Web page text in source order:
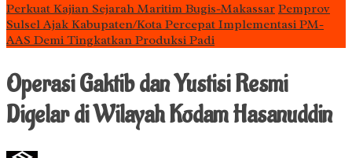
Perkuat Kajian Sejarah Maritim Bugis-Makassar Pemprov
Sulsel Ajak Kabupaten/Kota Percepat Implementasi PM-
AAS Demi Tingkatkan Produksi Padi
Operasi Gaktib dan Yustisi Resmi
Digelar di Wilayah Kodam Hasanuddin